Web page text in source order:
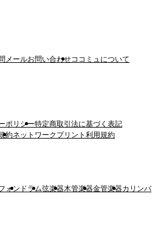
メールお問い合わせココミュについて
ポリシー特定商取引法に基づく表記
約ネットワークプリント利用規約
ォン ドラム弦楽器木管楽器金管楽器カリンバ